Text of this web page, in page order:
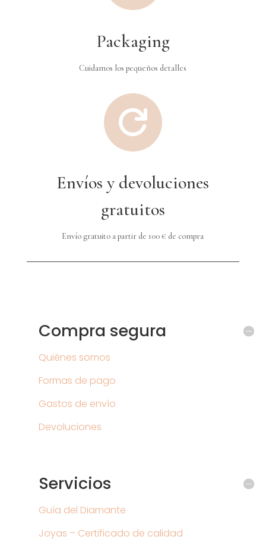
Packaging
Cuidamos los pequeños detalles

Envíos y devoluciones
gratuitos
Envío gratuito a partir de 100 € de compra
Compra segura
Quiénes somos
Formas de pago
Gastos de envío
Devoluciones
Servicios
Guía del Diamante
Joyas – Certificado de calidad